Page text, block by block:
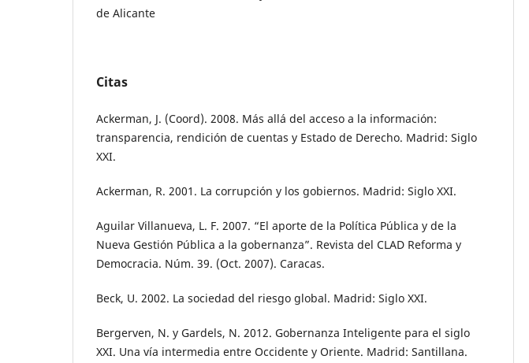
de Alicante
Citas
Ackerman, J. (Coord). 2008. Más allá del acceso a la información:
transparencia, rendición de cuentas y Estado de Derecho. Madrid: Siglo
XXI.
Ackerman, R. 2001. La corrupción y los gobiernos. Madrid: Siglo XXI.
Aguilar Villanueva, L. F. 2007. “El aporte de la Política Pública y de la
Nueva Gestión Pública a la gobernanza”. Revista del CLAD Reforma y
Democracia. Núm. 39. (Oct. 2007). Caracas.
Beck, U. 2002. La sociedad del riesgo global. Madrid: Siglo XXI.
Bergerven, N. y Gardels, N. 2012. Gobernanza Inteligente para el siglo
XXI. Una vía intermedia entre Occidente y Oriente. Madrid: Santillana.